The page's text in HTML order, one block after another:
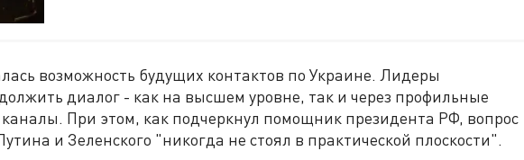
возможность будущих контактов по Украине. Лидеры
диалог - как на высшем уровне, так и через профильные
При этом, как подчеркнул помощник президента РФ, вопрос
и Зеленского "никогда не стоял в практической плоскости".